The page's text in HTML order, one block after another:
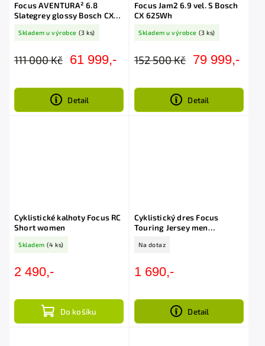
Focus AVENTURA² 6.8
Slategrey glossy Bosch CX
Skladem u výrobce (3 ks)
111 000 Kč 61 999,-
Detail
Focus Jam2 6.9 vel. S Bosch
CX 625Wh
Skladem u výrobce (3 ks)
152 500 Kč 79 999,-
Detail
Cyklistické kalhoty Focus RC
Short women
Skladem (4 ks)
2 490,-
Do košíku
Cyklistický dres Focus
Touring Jersey men
Na dotaz
1 690,-
Detail